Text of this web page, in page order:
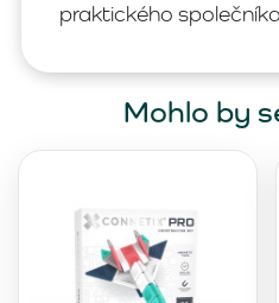
praktického
Mohlo by